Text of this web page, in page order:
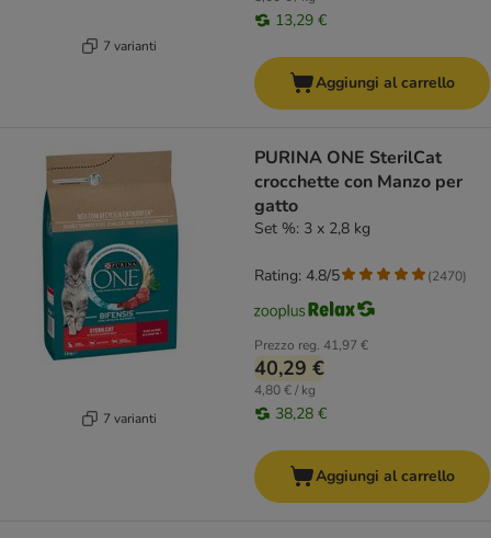
7 varianti
13,29 €
Aggiungi al carrello
7 varianti
PURINA ONE SterilCat
crocchette con Manzo per
gatto
Set %: 3 x 2,8 kg
Prezzo reg. 41,97 €
40,29 €
4,80 € / kg
38,28 €
Rating: 4.8/5 (2470)
Aggiungi al carrello